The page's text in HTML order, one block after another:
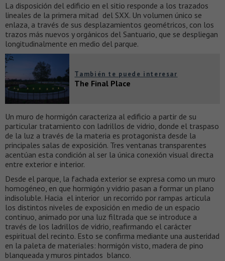
La disposición del edificio en el sitio responde a los trazados
lineales de la primera mitad del SXX. Un volumen único se
enlaza, a través de sus desplazamientos geométricos, con los
trazos más nuevos y orgánicos del Santuario, que se despliegan
longitudinalmente en medio del parque.
También te puede interesar
The Final Place
Un muro de hormigón caracteriza al edificio a partir de su
particular tratamiento con ladrillos de vidrio, donde el traspaso
de la luz a través de la materia es protagonista desde la
principales salas de exposición. Tres ventanas transparentes
acentúan esta condición al ser la única conexión visual directa
entre exterior e interior.
Desde el parque, la fachada exterior se expresa como un muro
homogéneo, en que hormigón y vidrio pasan a formar un plano
indisoluble. Hacia el interior un recorrido por rampas articula
los distintos niveles de exposición en medio de un espacio
continuo, animado por una luz filtrada que se introduce a
través de los ladrillos de vidrio, reafirmando el carácter
espiritual del recinto. Esto se confirma mediante una austeridad
en la paleta de materiales: hormigón visto, madera de pino
blanqueada y muros pintados blanco.